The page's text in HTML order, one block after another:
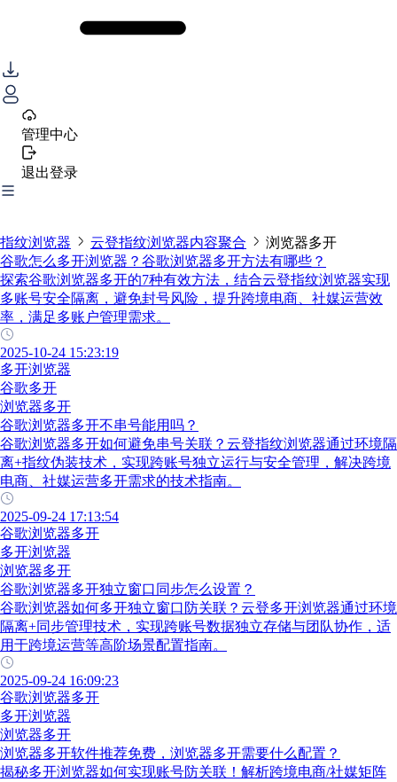
管理中心
退出登录
指纹浏览器 云登指纹浏览器内容聚合
浏览器多开
谷歌怎么多开浏览器？谷歌浏览器多开方法有哪些？
探索谷歌浏览器多开的7种有效方法，结合云登指纹浏览器实现
多账号安全隔离，避免封号风险，提升跨境电商、社媒运营效
率，满足多账户管理需求。
2025-10-24 15:23:19
多开浏览器
谷歌多开
浏览器多开
谷歌浏览器多开不串号能用吗？
谷歌浏览器多开如何避免串号关联？云登指纹浏览器通过环境隔
离+指纹伪装技术，实现跨账号独立运行与安全管理，解决跨境
电商、社媒运营多开需求的技术指南。
2025-09-24 17:13:54
谷歌浏览器多开
多开浏览器
浏览器多开
谷歌浏览器多开独立窗口同步怎么设置？
谷歌浏览器如何多开独立窗口防关联？云登多开浏览器通过环境
隔离+同步管理技术，实现跨账号数据独立存储与团队协作，适
用于跨境运营等高阶场景配置指南。
2025-09-24 16:09:23
谷歌浏览器多开
多开浏览器
浏览器多开
浏览器多开软件推荐免费，浏览器多开需要什么配置？
揭秘多开浏览器如何实现账号防关联！解析跨境电商/社媒矩阵